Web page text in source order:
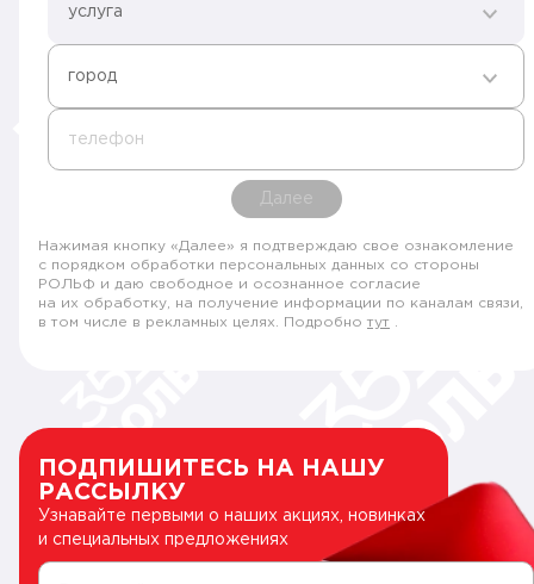
услуга
город
телефон
Далее
Нажимая кнопку «Далее» я подтверждаю свое ознакомление
с порядком обработки персональных данных со стороны
РОЛЬФ и даю свободное и осознанное согласие
на их обработку, на получение информации по каналам связи,
в том числе в рекламных целях. Подробно тут
ПОДПИШИТЕСЬ НА НАШУ
РАССЫЛКУ
Узнавайте первыми о наших акциях, новинках
и специальных предложениях